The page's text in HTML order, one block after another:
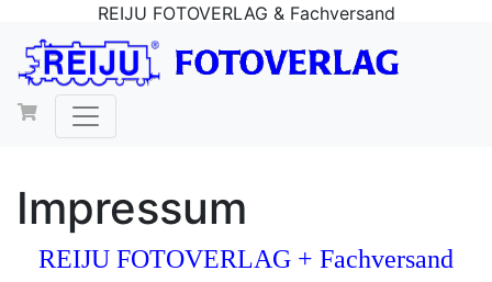
REIJU FOTOVERLAG & Fachversand
Impressum
REIJU FOTOVERLAG + Fachversand